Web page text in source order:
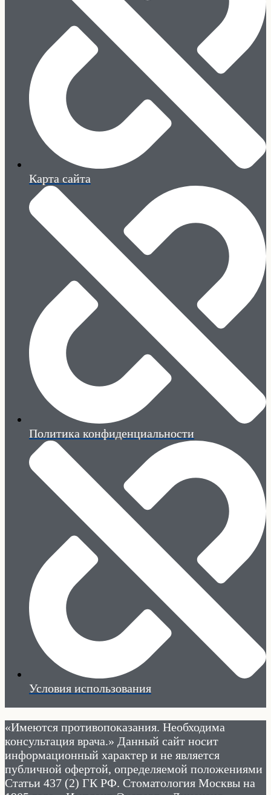
Карта сайта
Политика конфиденциальности
Условия использования
«Имеются противопоказания. Необходима
консультация врача.» Данный сайт носит
информационный характер и не является
публичной офертой, определяемой положениями
Статьи 437 (2) ГК РФ. Стоматология Москвы на